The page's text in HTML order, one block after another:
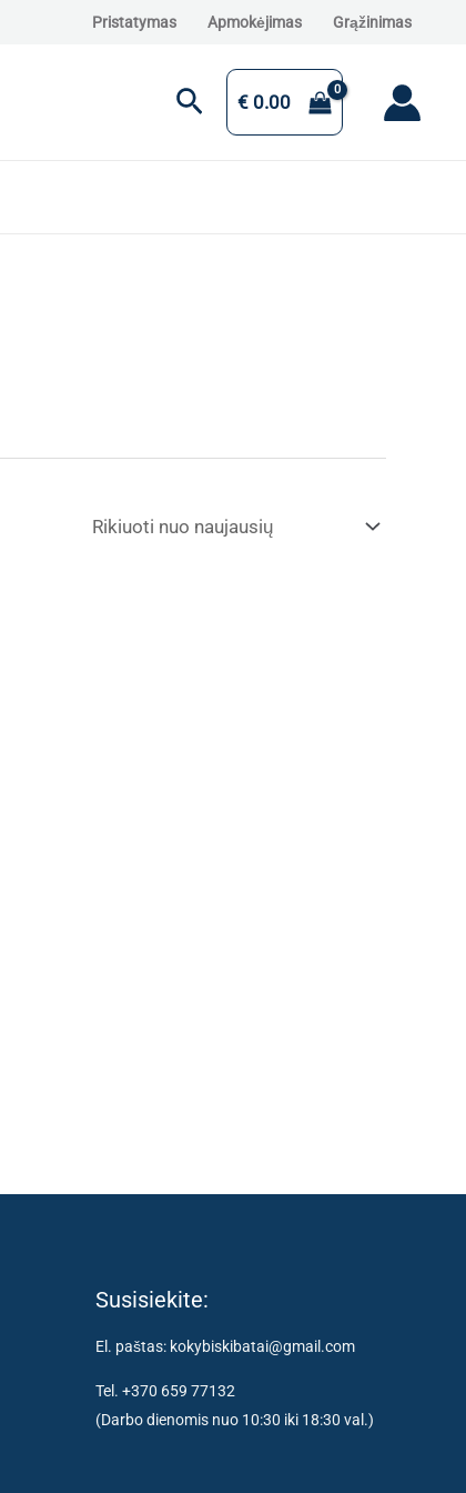
Pristatymas Apmokėjimas Grąžinimas
Paieška
€0.00
Susisiekite:
El. paštas: kokybiskibatai@gmail.com
Tel. +370 659 77132
(Darbo dienomis nuo 10:30 iki 18:30 val.)